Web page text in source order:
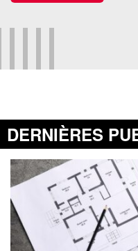
DERNIÈRES